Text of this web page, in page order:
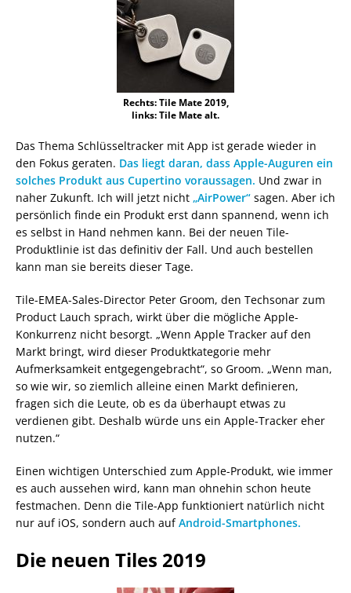
Rechts: Tile Mate 2019,
links: Tile Mate alt.
Das Thema Schlüsseltracker mit App ist gerade wieder in
den Fokus geraten. Das liegt daran, dass Apple-Auguren ein
solches Produkt aus Cupertino voraussagen. Und zwar in
naher Zukunft. Ich will jetzt nicht „AirPower“ sagen. Aber ich
persönlich finde ein Produkt erst dann spannend, wenn ich
es selbst in Hand nehmen kann. Bei der neuen Tile-
Produktlinie ist das definitiv der Fall. Und auch bestellen
kann man sie bereits dieser Tage.
Tile-EMEA-Sales-Director Peter Groom, den Techsonar zum
Product Lauch sprach, wirkt über die mögliche Apple-
Konkurrenz nicht besorgt. „Wenn Apple Tracker auf den
Markt bringt, wird dieser Produktkategorie mehr
Aufmerksamkeit entgegengebracht“, so Groom. „Wenn man,
so wie wir, so ziemlich alleine einen Markt definieren,
fragen sich die Leute, ob es da überhaupt etwas zu
verdienen gibt. Deshalb würde uns ein Apple-Tracker eher
nutzen.“
Einen wichtigen Unterschied zum Apple-Produkt, wie immer
es auch aussehen wird, kann man ohnehin schon heute
festmachen. Denn die Tile-App funktioniert natürlich nicht
nur auf iOS, sondern auch aufAndroid-Smartphones.
Die neuen Tiles 2019